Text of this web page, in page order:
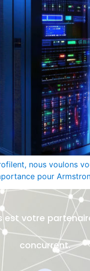
nous voulons
pour
est votre
concurrent.